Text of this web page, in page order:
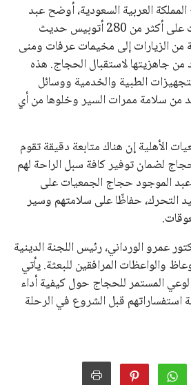
العربية السعودية، أوضح عبد
الموجود أن البعثة تعاقدت على أكثر من 280 أتوبيس حديث
الزيارات إلى مخيمات عرفات ومنى
من جاهزيتها لاستقبال الحجاج. هذه
الطبية والخدمية ووسائل
من سلامة ممرات السير وخلوها من أي
الأهلية إن هناك متابعة دقيقة تقوم
لضمان توفير كافة سبل الراحة لهم
الموجود حجاج الجمعيات على
التحرك، حفاظًا على سلامتهم وسير
عمرو الورداني، رئيس اللجنة الدينية
والواعظات المرافقين للبعثة. يأتي
المستمر للحجاج حول كيفية أداء
استفساراتهم قبل الشروع في الرحلة